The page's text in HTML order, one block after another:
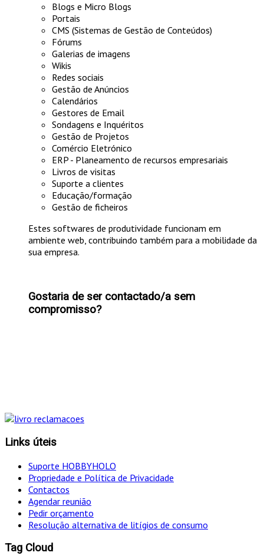
Blogs e Micro Blogs
Portais
CMS (Sistemas de Gestão de Conteúdos)
Fórums
Galerias de imagens
Wikis
Redes sociais
Gestão de Anúncios
Calendários
Gestores de Email
Sondagens e Inquéritos
Gestão de Projetos
Comércio Eletrónico
ERP - Planeamento de recursos empresariais
Livros de visitas
Suporte a clientes
Educação/formação
Gestão de ficheiros
Estes softwares de produtividade funcionam em
ambiente web, contribuindo também para a mobilidade da
sua empresa.
Gostaria de ser contactado/a sem
compromisso?
Links úteis
Suporte HOBBYHOLO
Propriedade e Política de Privacidade
Contactos
Agendar reunião
Pedir orçamento
Resolução alternativa de litígios de consumo
Tag Cloud